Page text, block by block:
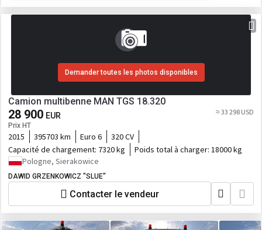
Demander toutes les photos disponibles
Camion multibenne MAN TGS 18.320
28 900 EUR
Prix HT
≈ 33 298 USD
2015 395703 km Euro 6
320 CV
Capacité de chargement: 7320 kg Poids total à charger: 18000 kg
Pologne, Sierakowice
DAWID GRZENKOWICZ "SLUE"
Contacter le vendeur